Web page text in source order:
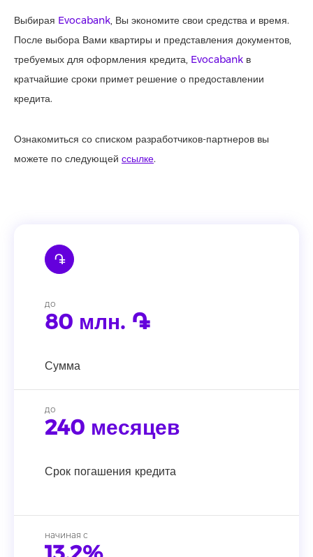
֏
до
80 млн. ֏
Сумма
до
240 месяцев
Срок погашения кредита
начиная с
Выбирая Evocabank, Вы экономите свои средства и время.
После выбора Вами квартиры и представления документов,
требуемых для оформления кредита, Evocabank в
кратчайшие сроки примет решение о предоставлении
кредита.
Ознакомиться со списком разработчиков-партнеров вы
можете по следующей ссылке.